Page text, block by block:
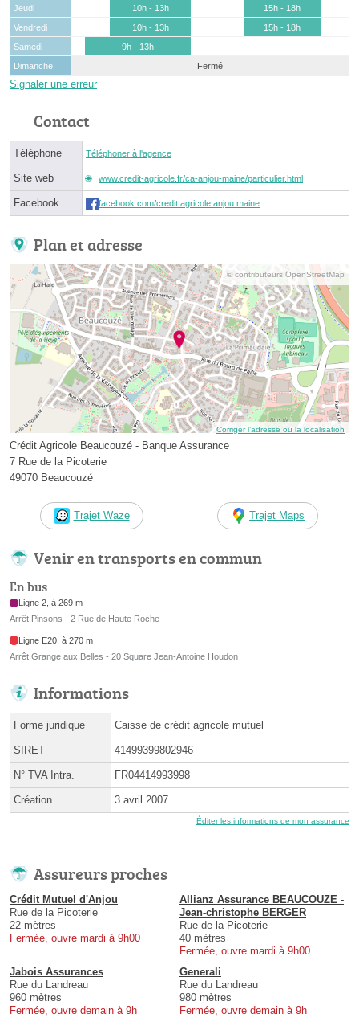
Jeudi
10h - 13h
15h - 18h
Vendredi
10h - 13h
15h - 18h
Samedi
9h - 13h
Dimanche
Fermé
Signaler une erreur
Contact
Téléphone Téléphoner à l'agence
Site web www.credit-agricole.fr/ca-anjou-maine/particulier.html
Facebook facebook.com/credit.agricole.anjou.maine
Plan et adresse
© contributeurs OpenStreetMap
Corriger l’adresse ou la localisation
Crédit Agricole Beaucouzé - Banque Assurance
7 Rue de la Picoterie
49070 Beaucouzé
Trajet Waze Trajet Maps
Venir en transports en commun
En bus
Ligne 2, à 269 m
Arrêt Pinsons - 2 Rue de Haute Roche
Ligne E20, à 270 m
Arrêt Grange aux Belles - 20 Square Jean-Antoine Houdon
Informations
Forme juridique Caisse de crédit agricole mutuel
SIRET 41499399802946
N° TVA Intra. FR04414993998
Création 3 avril 2007
Éditer les informations de mon assurance
Assureurs proches
Crédit Mutuel d'Anjou
Rue de la Picoterie
22 mètres
Fermée, ouvre mardi à 9h00
Allianz Assurance BEAUCOUZE -
Jean-christophe BERGER
Rue de la Picoterie
40 mètres
Fermée, ouvre mardi à 9h00
Jabois Assurances
Rue du Landreau
960 mètres
Fermée, ouvre demain à 9h
Generali
Rue du Landreau
980 mètres
Fermée, ouvre demain à 9h